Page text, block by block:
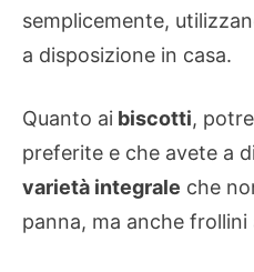
semplicemente,
a disposizione in casa.
Quanto ai biscotti,
preferite e che avete a
varietà integrale che
panna, ma anche